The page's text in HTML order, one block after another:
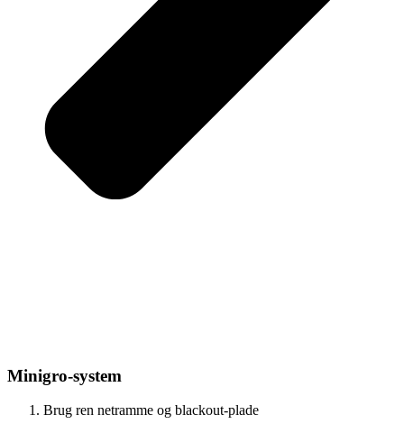
Minigro-system
Brug ren netramme og blackout-plade